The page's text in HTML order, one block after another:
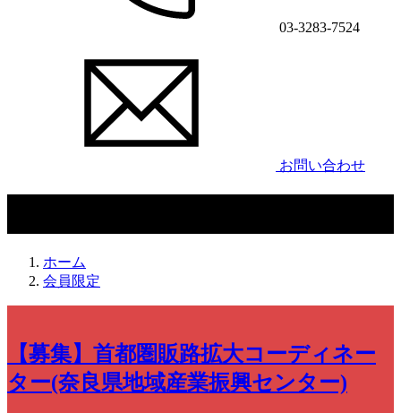
03-3283-7524
お問い合わせ
ホーム
会員限定
【募集】首都圏販路拡大コーディネー
ター(奈良県地域産業振興センター)